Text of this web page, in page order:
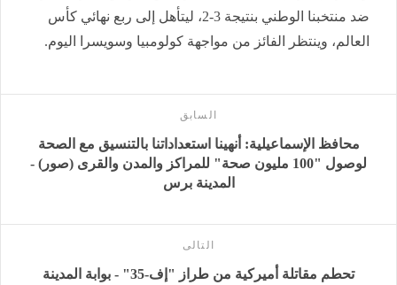
ضد منتخبنا الوطني بنتيجة 3-2، ليتأهل إلى ربع نهائي كأس
العالم، وينتظر الفائز من مواجهة كولومبيا وسويسرا اليوم.
السابق
محافظ الإسماعيلية: أنهينا استعداداتنا بالتنسيق مع الصحة
لوصول "100 مليون صحة" للمراكز والمدن والقرى (صور) -
المدينة برس
التالى
تحطم مقاتلة أميركية من طراز "إف-35" - بوابة المدينة